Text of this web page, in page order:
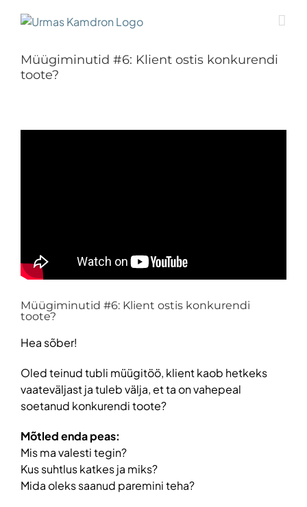
Müügiminutid #6: Klient ostis konkurendi
toote?
Müügiminutid #6: Klient ostis konkurendi
toote?
Hea sõber!
Oled teinud tubli müügitöö, klient kaob hetkeks
vaateväljast ja tuleb välja, et ta on vahepeal
soetanud konkurendi toote?
Mõtled enda peas:
Mis ma valesti tegin?
Kus suhtlus katkes ja miks?
Mida oleks saanud paremini teha?